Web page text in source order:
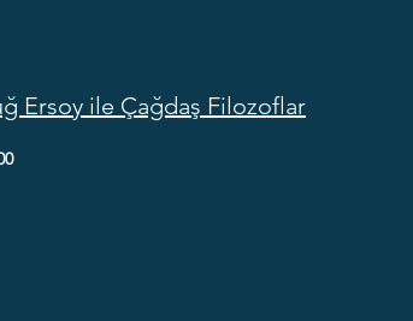
Ersoy ile Çağdaş Filozoflar